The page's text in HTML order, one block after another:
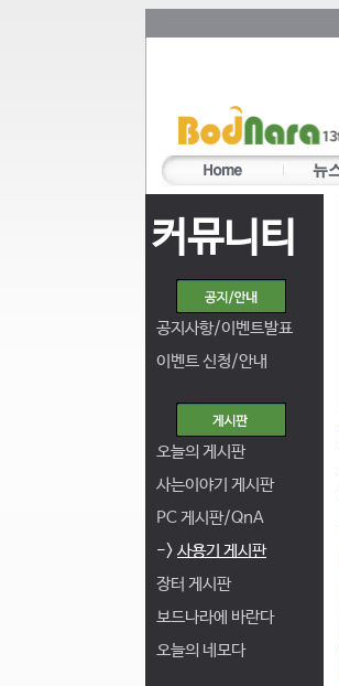
커뮤니티
공지사항/이벤트발표
이벤트 신청/안내
오늘의 게시판
사는이야기 게시판
PC 게시판/QnA
-> 사용기 게시판
장터 게시판
보드나라에 바란다
오늘의 네모다